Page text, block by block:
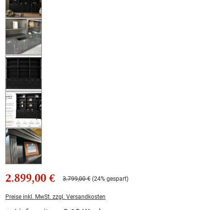
2.899,00 € 3.799,00 € (24% gespart)
Preise inkl. MwSt. zzgl. Versandkosten